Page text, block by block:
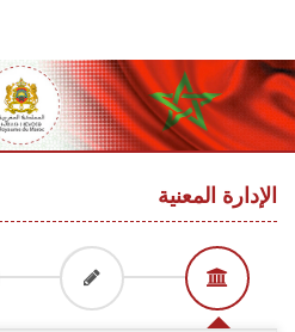
الرئيسية
حول البوابة
تقديم شكاية
تتبع شكاية
تقديم ملاحظة
navigation
content
الإدارة المعنية